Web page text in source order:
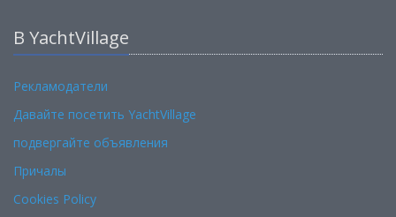
В YachtVillage
Рекламодатели
Давайте посетить YachtVillage
подвергайте объявления
Причалы
Cookies Policy